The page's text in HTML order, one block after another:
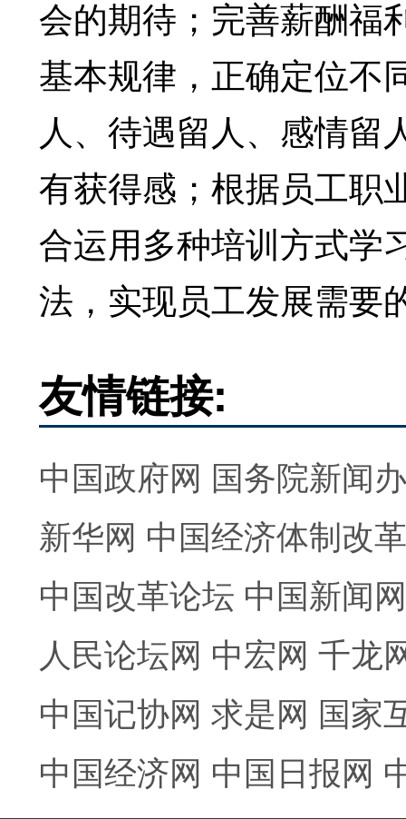
会的期待；完善薪酬福
基本规律，正确定位不
人、待遇留人、感情留
有获得感；根据员工职
合运用多种培训方式学
法，实现员工发展需要
友情链接:
中国政府网 国务院新闻
新华网 中国经济体制改
中国改革论坛 中国新闻网
人民论坛网 中宏网 千龙
中国记协网 求是网 国家
中国经济网 中国日报网